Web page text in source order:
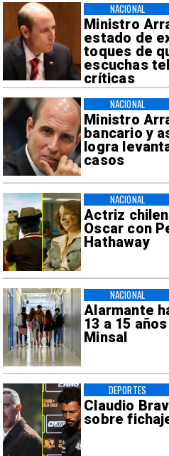
Ministro
estado de
toques de
escuchas
críticas
NACIONAL
Ministro
bancario y
logra
casos
NACIONAL
Actriz
Oscar con
Hathaway
NACIONAL
Alarmante
13 a 15
Minsal
NACIONAL
Claudio
sobre
DEPORTES